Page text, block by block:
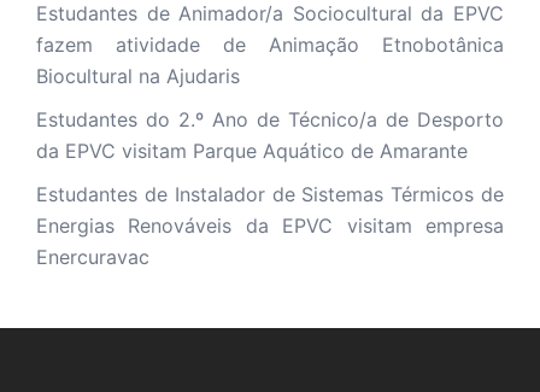
Estudantes de Animador/a Sociocultural da EPVC
fazem atividade de Animação Etnobotânica
Biocultural na Ajudaris
Estudantes do 2.º Ano de Técnico/a de Desporto
da EPVC visitam Parque Aquático de Amarante
Estudantes de Instalador de Sistemas Térmicos de
Energias Renováveis da EPVC visitam empresa
Enercuravac